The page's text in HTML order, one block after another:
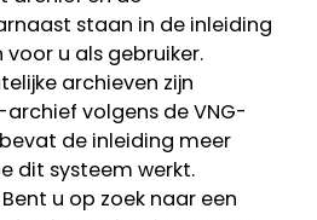
staan in de inleiding
u als gebruiker.
archieven zijn
volgens de VNG-
de inleiding meer
dit systeem werkt.
u op zoek naar een